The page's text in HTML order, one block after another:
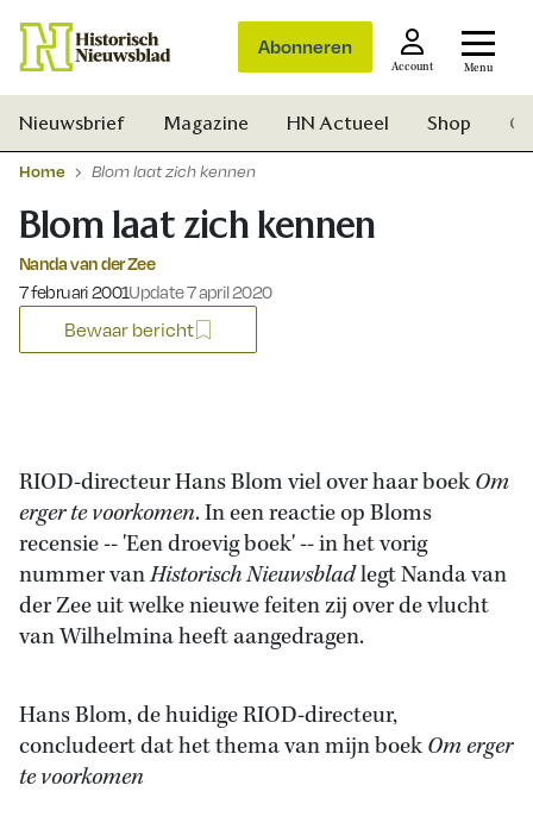
Abonneren
Account Menu
Zoek
Nieuwsbrief Magazine HN Actueel Shop
Home Blom laat zich kennen
Blom laat zich kennen
Nanda van der Zee
Gepubliceerd op:
7 februari 2001Update 7 april 2020
Bewaar bericht
RIOD-directeur Hans Blom viel over haar boekOm
erger te voorkomen. In een reactie op Bloms
recensie -- 'Een droevig boek' -- in het vorig
nummer vanHistorisch Nieuwsbladlegt Nanda van
der Zee uit welke nieuwe feiten zij over de vlucht
van Wilhelmina heeft aangedragen.
Hans Blom, de huidige RIOD-directeur,
concludeert dat het thema van mijn boekOm erger
te voorkomen